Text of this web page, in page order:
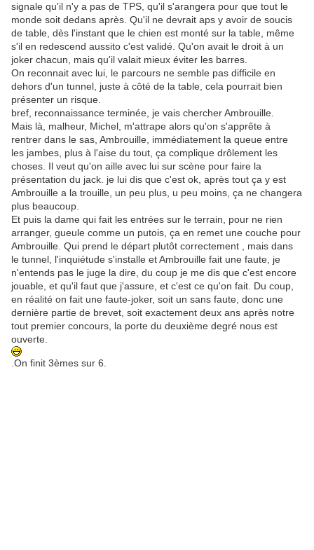
signale qu'il n'y a pas de TPS, qu'il s'arangera pour que tout le
monde soit dedans après. Qu'il ne devrait aps y avoir de soucis
de table, dès l'instant que le chien est monté sur la table, même
s'il en redescend aussito c'est validé. Qu'on avait le droit à un
joker chacun, mais qu'il valait mieux éviter les barres.
On reconnait avec lui, le parcours ne semble pas difficile en
dehors d'un tunnel, juste à côté de la table, cela pourrait bien
présenter un risque.
bref, reconnaissance terminée, je vais chercher Ambrouille.
Mais là, malheur, Michel, m'attrape alors qu'on s'apprête à
rentrer dans le sas, Ambrouille, immédiatement la queue entre
les jambes, plus à l'aise du tout, ça complique drôlement les
choses. Il veut qu'on aille avec lui sur scène pour faire la
présentation du jack. je lui dis que c'est ok, après tout ça y est
Ambrouille a la trouille, un peu plus, u peu moins, ça ne changera
plus beaucoup.
Et puis la dame qui fait les entrées sur le terrain, pour ne rien
arranger, gueule comme un putois, ça en remet une couche pour
Ambrouille. Qui prend le départ plutôt correctement , mais dans
le tunnel, l'inquiétude s'installe et Ambrouille fait une faute, je
n'entends pas le juge la dire, du coup je me dis que c'est encore
jouable, et qu'il faut que j'assure, et c'est ce qu'on fait. Du coup,
en réalité on fait une faute-joker, soit un sans faute, donc une
dernière partie de brevet, soit exactement deux ans après notre
tout premier concours, la porte du deuxième degré nous est
ouverte.
.On finit 3èmes sur 6.